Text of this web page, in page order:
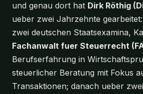
und genau dort hat Dirk Röthig
ueber zwei Jahrzehnte gearbeitet:
zwei deutschen Staatsexamina,
Fachanwalt fuer Steuerrecht
Berufserfahrung in
steuerlicher Beratung mit Fokus
Transaktionen; danach ueber